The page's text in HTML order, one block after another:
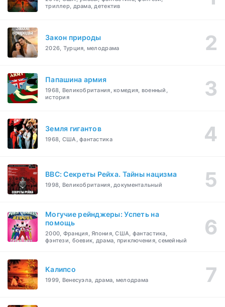
триллер, драма, детектив
Закон природы
2026, Турция, мелодрама
Папашина армия
1968, Великобритания, комедия, военный,
история
Земля гигантов
1968, США, фантастика
BBC: Секреты Рейха. Тайны нацизма
1998, Великобритания, документальный
Могучие рейнджеры: Успеть на
помощь
2000, Франция, Япония, США, фантастика,
фэнтези, боевик, драма, приключения, семейный
Калипсо
1999, Венесуэла, драма, мелодрама